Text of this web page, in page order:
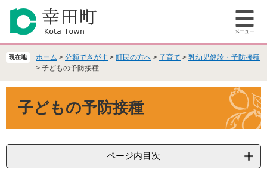
の
で
ー
ば
文
へ
メ
ー
現在地 ホーム > 分類でさがす > 町民の方へ > 子育て > 乳幼児健診・予防接種
> 子どもの予防接種
子どもの予防接種
ページ内目次